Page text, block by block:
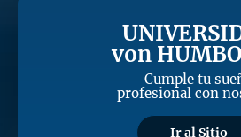
von
Cumple tu
profesional con
Ir al Sitio